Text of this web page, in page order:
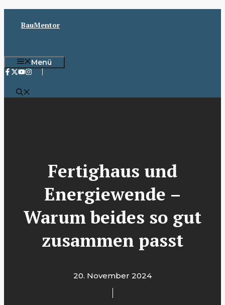
InhaltBauMentor
Menü
Fertighaus und
Energiewende –
Warum beides so gut
zusammen passt
20. November 2024